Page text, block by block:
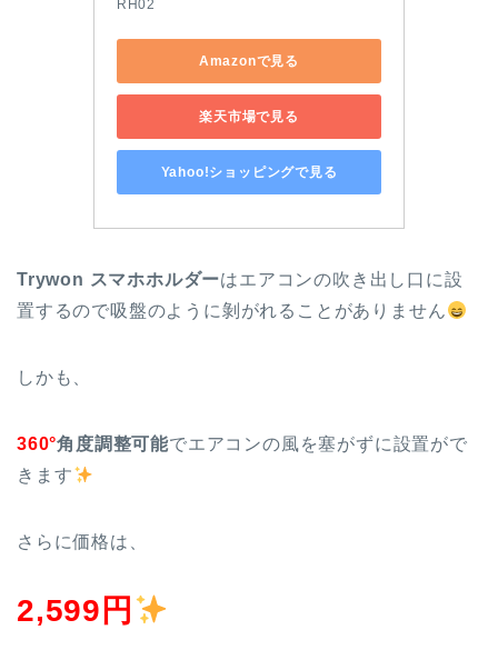
RH02
Amazonで見る
楽天市場で見る
Yahoo!ショッピングで見る
Trywon スマホホルダーはエアコンの吹き出し口に設
置するので吸盤のように剝がれることがありません
しかも、
360°角度調整可能でエアコンの風を塞がずに設置がで
きます
さらに価格は、
2,599円